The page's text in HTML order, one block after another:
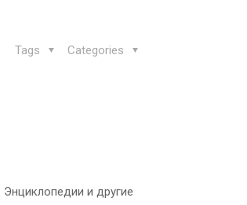
Categories
Tags
и другие